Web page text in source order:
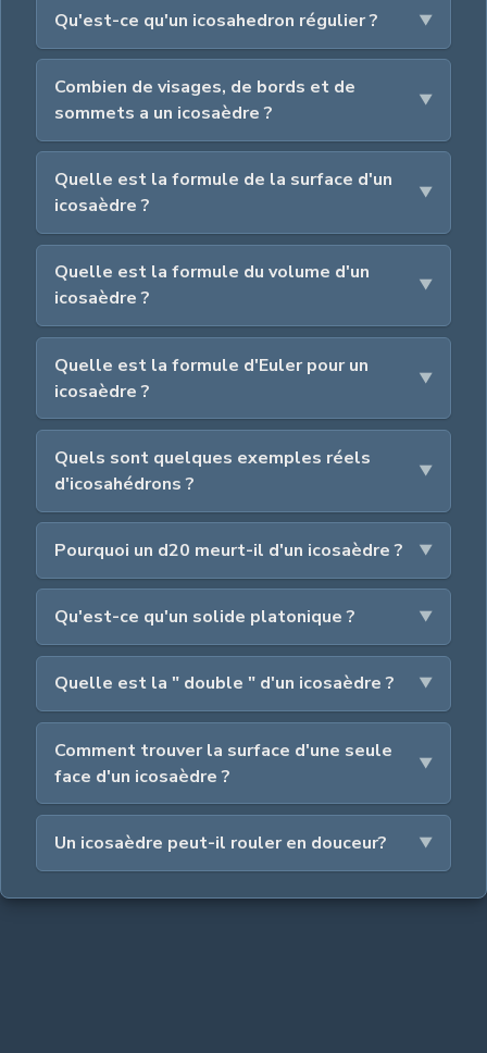
Qu'est-ce qu'un icosahedron régulier ?
Combien de visages, de bords et de
sommets a un icosaèdre ?
Quelle est la formule de la surface d'un
icosaèdre ?
Quelle est la formule du volume d'un
icosaèdre ?
Quelle est la formule d'Euler pour un
icosaèdre ?
Quels sont quelques exemples réels
d'icosahédrons ?
Pourquoi un d20 meurt-il d'un icosaèdre ?
Qu'est-ce qu'un solide platonique ?
Quelle est la " double " d'un icosaèdre ?
Comment trouver la surface d'une seule
face d'un icosaèdre ?
Un icosaèdre peut-il rouler en douceur?